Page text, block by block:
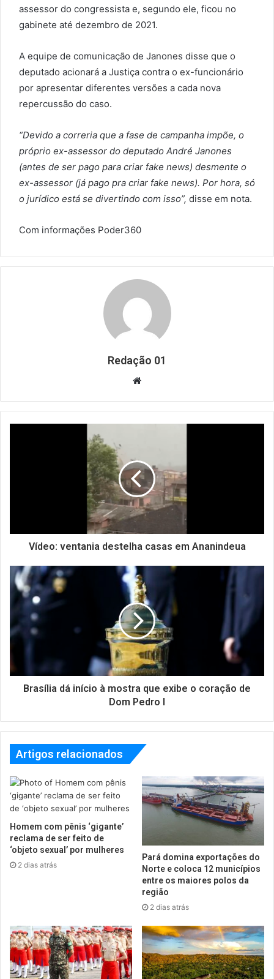
assessor do congressista e, segundo ele, ficou no
gabinete até dezembro de 2021.
A equipe de comunicação de Janones disse que o
deputado acionará a Justiça contra o ex-funcionário
por apresentar diferentes versões a cada nova
repercussão do caso.
“Devido a correria que a fase de campanha impõe, o
próprio ex-assessor do deputado André Janones
(antes de ser pago para criar fake news) desmente o
ex-assessor (já pago pra criar fake news). Por hora, só
o jurídico está se divertindo com isso”, disse em nota.
Com informações Poder360
Redação 01
Website
Vídeo: ventania destelha casas em Ananindeua
Brasília dá início à mostra que exibe o coração de
Dom Pedro I
Artigos relacionados
Homem com pênis ‘gigante’
reclama de ser feito de
‘objeto sexual’ por mulheres
2 dias atrás
Pará domina exportações do
Norte e coloca 12 municípios
entre os maiores polos da
região
2 dias atrás